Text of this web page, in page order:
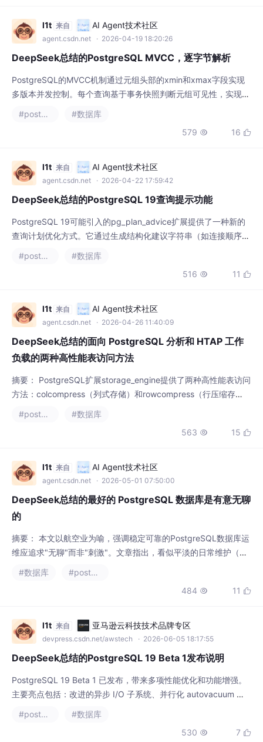
l1t 来自 AI Agent技术社区
agent.csdn.net · 2026-04-19 18:20:26
DeepSeek总结的PostgreSQL MVCC，逐字节解析
PostgreSQL的MVCC机制通过元组头部的xmin和xmax字段实现
多版本并发控制。每个查询基于事务快照判断元组可见性，实现读
写互不阻塞。不同隔离级别（READ COMMITTED和REPEATABLE
READ）的区别在于快照捕获时机。每次UPDATE会创建新版本并
标记旧版本为死元组，导致空间膨胀，需VACUUM清理。长时间
机
#postgresql
#数据库
579  16 
l1t 来自 AI Agent技术社区
agent.csdn.net · 2026-04-22 17:59:42
DeepSeek总结的PostgreSQL 19查询提示功能
PostgreSQL 19可能引入的pg_plan_advice扩展提供了一种新的
查询计划优化方式。它通过生成结构化建议字符串（如连接顺序、
扫描方法等）并允许通过GUC或存储机制应用这些建议，帮助优化
查询性能。与传统的提示工具不同，它采用"机制而非策略"的设计
理念，保持核心极简，同时支持扩展开发。该方案解决了部分传统
目前
#postgresql
#数据库
516  11 
l1t 来自 AI Agent技术社区
agent.csdn.net · 2026-04-26 11:40:09
DeepSeek总结的面向 PostgreSQL 分析和 HTAP 工作
负载的两种高性能表访问方法
摘要： PostgreSQL扩展storage_engine提供了两种高性能表访问
方法：colcompress（列式存储）和rowcompress（行压缩存
储），适用于分析和混合事务分析处理(HTAP)工作负载。colcom
press支持向量化执行、两级区域地图修剪（条带级和块级）、Me
rgeTree风格排序以及并行扫描，显著提升分析查询性能。rowco
#postgresql
#数据库
563  15 
l1t 来自 AI Agent技术社区
agent.csdn.net · 2026-05-01 07:50:00
DeepSeek总结的最好的 PostgreSQL 数据库是有意无聊
的
摘要： 本文以航空业为喻，强调稳定可靠的PostgreSQL数据库运
维应追求"无聊"而非"刺激"。文章指出，看似平淡的日常维护（如
定期备份、参数调优、慢查询监控）实则是长期安全的保障，能显
著降低事故频率与成本。相反，追求短期节省往往导致频繁救火，
消耗更多资源并损害客户信任。作者提出具体运维节奏建议（每日
#数据库
#postgresql
484  11 
l1t 来自 亚马逊云科技技术品牌专区
devpress.csdn.net/awstech · 2026-06-05 18:17:55
DeepSeek总结的PostgreSQL 19 Beta 1发布说明
PostgreSQL 19 Beta 1 已发布，带来多项性能优化和功能增强。
主要亮点包括：改进的异步 I/O 子系统、并行化 autovacuum 操
作、外键检查性能提升、SQL/PGQ 属性图查询支持、时间查询扩
展功能，以及增强的安全特性如 SNI 支持和密码过期警告。监控
方面新增多个统计视图，逻辑复制功能更加灵活。开发者体验方面
#postgresql
#数据库
530  7 